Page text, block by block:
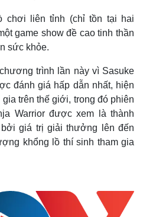
Việc làm
chơi liên tỉnh (chỉ tồn tại hai
game show đề cao tinh thần
sức khỏe.
trình lần này vì Sasuke
đánh giá hấp dẫn nhất, hiện
trên thế giới, trong đó phiên
Warrior được xem là thành
giá trị giải thưởng lên đến
khổng lồ thí sinh tham gia